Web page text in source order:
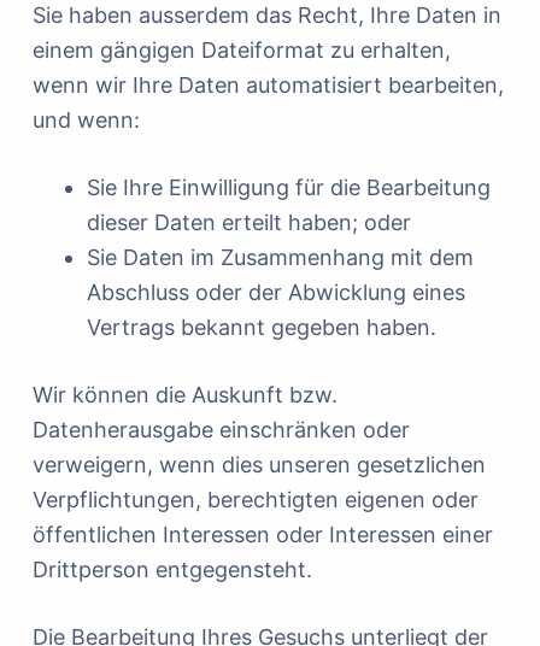
Sie haben ausserdem das Recht, Ihre Daten in
einem gängigen Dateiformat zu erhalten,
wenn wir Ihre Daten automatisiert bearbeiten,
und wenn:
Sie Ihre Einwilligung für die Bearbeitung
dieser Daten erteilt haben; oder
Sie Daten im Zusammenhang mit dem
Abschluss oder der Abwicklung eines
Vertrags bekannt gegeben haben.
Wir können die Auskunft bzw.
Datenherausgabe einschränken oder
verweigern, wenn dies unseren gesetzlichen
Verpflichtungen, berechtigten eigenen oder
öffentlichen Interessen oder Interessen einer
Drittperson entgegensteht.
Die Bearbeitung Ihres Gesuchs unterliegt der